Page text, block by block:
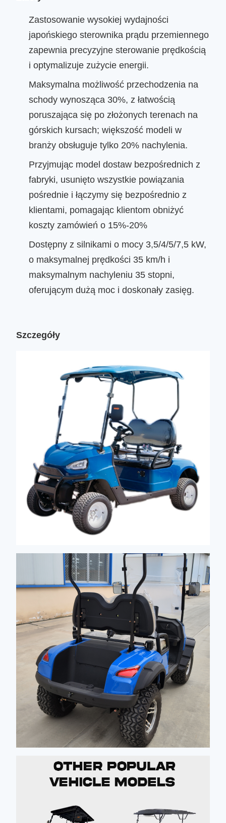
Zastosowanie wysokiej wydajności
japońskiego sterownika prądu przemiennego
zapewnia precyzyjne sterowanie prędkością
i optymalizuje zużycie energii.
Maksymalna możliwość przechodzenia na
schody wynosząca 30%, z łatwością
poruszająca się po złożonych terenach na
górskich kursach; większość modeli w
branży obsługuje tylko 20% nachylenia.
Przyjmując model dostaw bezpośrednich z
fabryki, usunięto wszystkie powiązania
pośrednie i łączymy się bezpośrednio z
klientami, pomagając klientom obniżyć
koszty zamówień o 15%-20%
Dostępny z silnikami o mocy 3,5/4/5/7,5 kW,
o maksymalnej prędkości 35 km/h i
maksymalnym nachyleniu 35 stopni,
oferującym dużą moc i doskonały zasięg.
Szczegóły